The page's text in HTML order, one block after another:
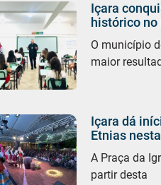
Içara
histórico no
O município
maior
Içara dá
Etnias
A Praça da
partir desta